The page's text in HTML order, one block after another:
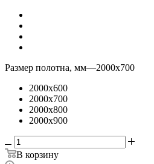
Размер полотна, мм—2000x700
2000x600
2000x700
2000x800
2000x900
В корзину